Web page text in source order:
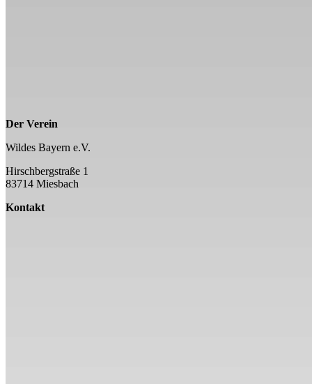
Der Verein
Wildes Bayern e.V.
Hirschbergstraße 1
83714 Miesbach
Kontakt